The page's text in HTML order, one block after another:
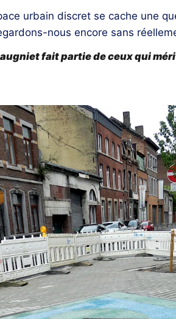
urbain discret se cache une
nous encore sans
fait partie de ceux qui